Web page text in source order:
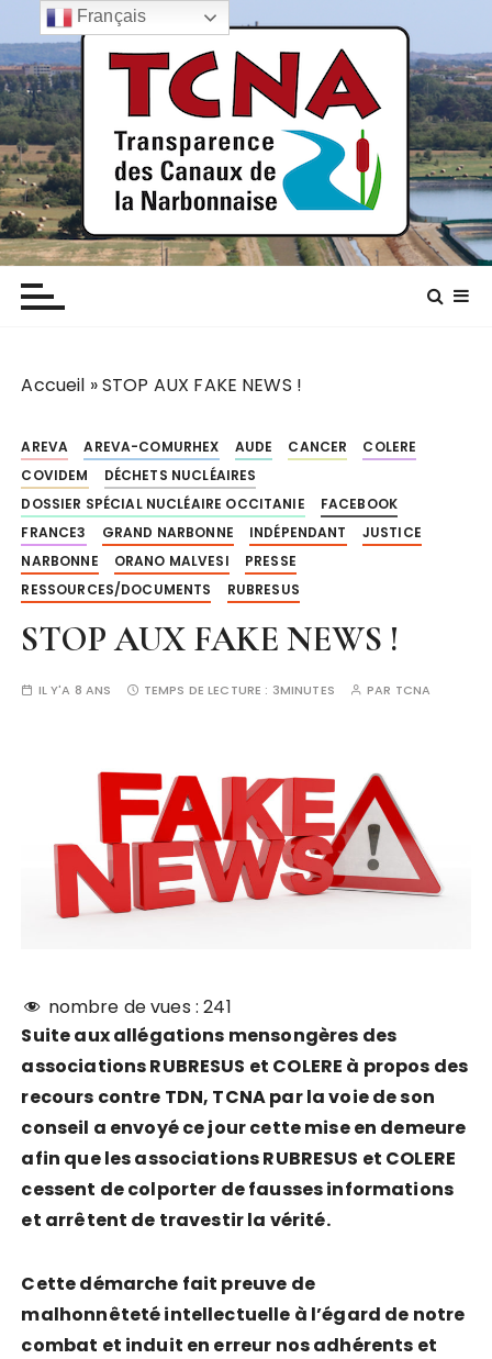
a
s
s
e
r
a
u
c
o TCNA NARBONNE
Transparence des canaux de la narbonnaise
Accueil »STOP AUX FAKE NEWS !
AREVA AREVA-COMURHEX AUDE CANCER
COLERE
COVIDEM
DÉCHETS NUCLÉAIRES
DOSSIER SPÉCIAL NUCLÉAIRE OCCITANIE
FACEBOOK
FRANCE3
GRAND NARBONNE INDÉPENDANT
JUSTICE
NARBONNE
ORANO MALVESI
PRESSE
RESSOURCES/DOCUMENTS
RUBRESUS
STOP AUX FAKE NEWS !
IL Y'A 8 ANS TEMPS DE LECTURE : 3MINUTES PAR TCNA
nombre de vues : 241
Suite aux allégations mensongères des
associations RUBRESUS et COLERE à propos des
recours contre TDN, TCNA par la voie de son
conseil a envoyé ce jour cette mise en demeure
afin que les associations RUBRESUS et COLERE
cessent de colporter de fausses informations
et arrêtent de travestir la vérité.
Cette démarche fait preuve de
malhonnêteté intellectuelle à l’égard de notre
combat et induit en erreur nos adhérents et
Français